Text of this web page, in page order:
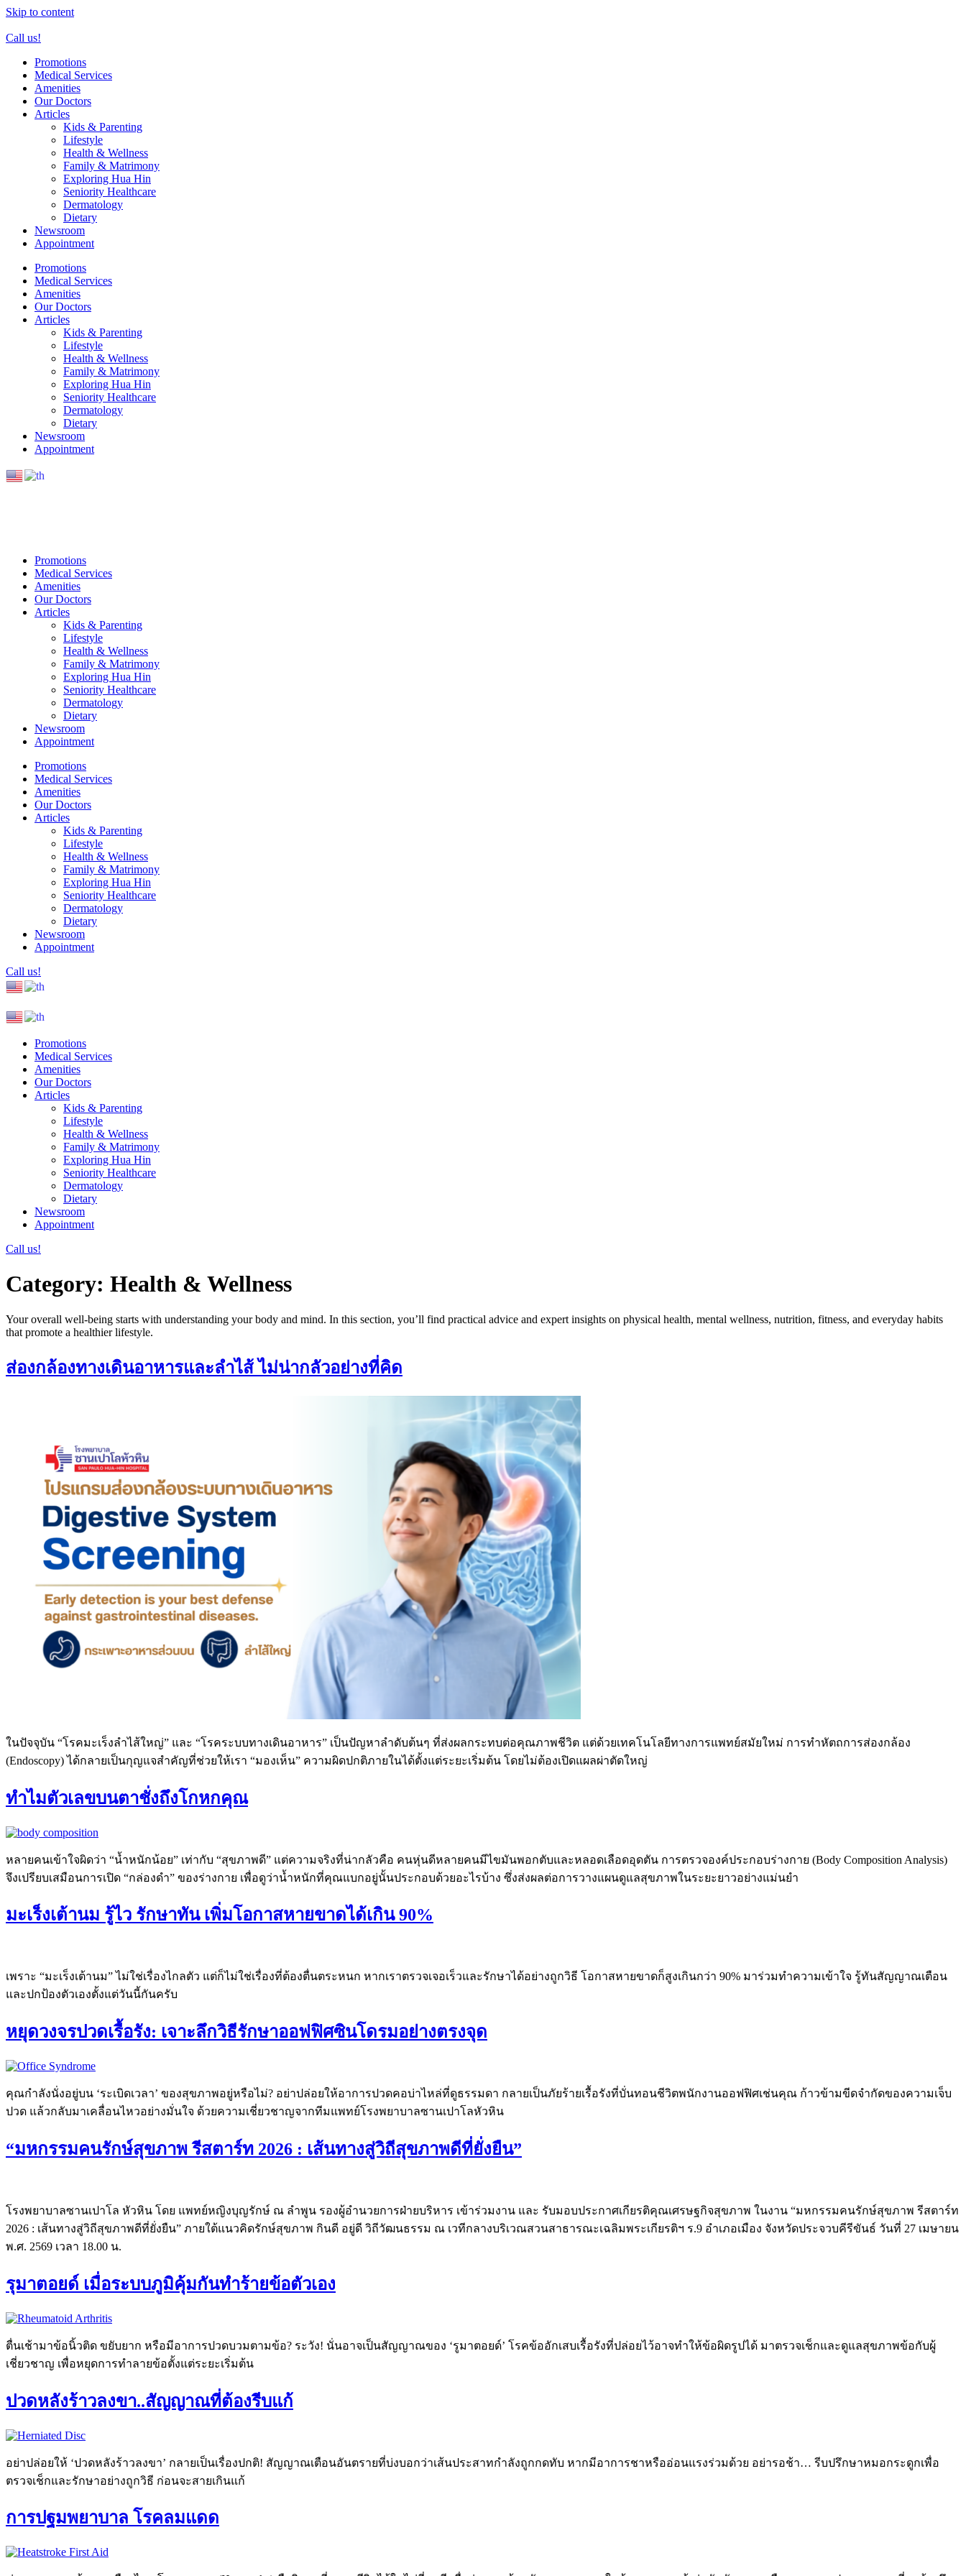
Skip to content
Call us!
Promotions
Medical Services
Amenities
Our Doctors
Articles
Kids & Parenting
Lifestyle
Health & Wellness
Family & Matrimony
Exploring Hua Hin
Seniority Healthcare
Dermatology
Dietary
Newsroom
Appointment
Promotions
Medical Services
Amenities
Our Doctors
Articles
Kids & Parenting
Lifestyle
Health & Wellness
Family & Matrimony
Exploring Hua Hin
Seniority Healthcare
Dermatology
Dietary
Newsroom
Appointment
Promotions
Medical Services
Amenities
Our Doctors
Articles
Kids & Parenting
Lifestyle
Health & Wellness
Family & Matrimony
Exploring Hua Hin
Seniority Healthcare
Dermatology
Dietary
Newsroom
Appointment
Promotions
Medical Services
Amenities
Our Doctors
Articles
Kids & Parenting
Lifestyle
Health & Wellness
Family & Matrimony
Exploring Hua Hin
Seniority Healthcare
Dermatology
Dietary
Newsroom
Appointment
Call us!
Promotions
Medical Services
Amenities
Our Doctors
Articles
Kids & Parenting
Lifestyle
Health & Wellness
Family & Matrimony
Exploring Hua Hin
Seniority Healthcare
Dermatology
Dietary
Newsroom
Appointment
Call us!
Category: Health & Wellness
Your overall well-being starts with understanding your body and mind. In this section, you’ll find practical advice and expert insights on physical health, mental wellness, nutrition, fitness, and everyday habits
that promote a healthier lifestyle.
ส่องกล้องทางเดินอาหารและลำไส้ ไม่น่ากลัวอย่างที่คิด
ในปัจจุบัน “โรคมะเร็งลำไส้ใหญ่” และ “โรคระบบทางเดินอาหาร” เป็นปัญหาลำดับต้นๆ ที่ส่งผลกระทบต่อคุณภาพชีวิต แต่ด้วยเทคโนโลยีทางการแพทย์สมัยใหม่ การทำหัตถการส่องกล้อง
(Endoscopy) ได้กลายเป็นกุญแจสำคัญที่ช่วยให้เรา “มองเห็น” ความผิดปกติภายในได้ตั้งแต่ระยะเริ่มต้น โดยไม่ต้องเปิดแผลผ่าตัดใหญ่
ทำไมตัวเลขบนตาชั่งถึงโกหกคุณ
หลายคนเข้าใจผิดว่า “น้ำหนักน้อย” เท่ากับ “สุขภาพดี” แต่ความจริงที่น่ากลัวคือ คนหุ่นดีหลายคนมีไขมันพอกตับและหลอดเลือดอุดตัน การตรวจองค์ประกอบร่างกาย (Body Composition Analysis)
จึงเปรียบเสมือนการเปิด “กล่องดำ” ของร่างกาย เพื่อดูว่าน้ำหนักที่คุณแบกอยู่นั้นประกอบด้วยอะไรบ้าง ซึ่งส่งผลต่อการวางแผนดูแลสุขภาพในระยะยาวอย่างแม่นยำ
มะเร็งเต้านม รู้ไว รักษาทัน เพิ่มโอกาสหายขาดได้เกิน 90%
เพราะ “มะเร็งเต้านม” ไม่ใช่เรื่องไกลตัว แต่ก็ไม่ใช่เรื่องที่ต้องตื่นตระหนก หากเราตรวจเจอเร็วและรักษาได้อย่างถูกวิธี โอกาสหายขาดก็สูงเกินกว่า 90% มาร่วมทำความเข้าใจ รู้ทันสัญญาณเตือน
และปกป้องตัวเองตั้งแต่วันนี้กันครับ
หยุดวงจรปวดเรื้อรัง: เจาะลึกวิธีรักษาออฟฟิศซินโดรมอย่างตรงจุด
คุณกำลังนั่งอยู่บน ‘ระเบิดเวลา’ ของสุขภาพอยู่หรือไม่? อย่าปล่อยให้อาการปวดคอบ่าไหล่ที่ดูธรรมดา กลายเป็นภัยร้ายเรื้อรังที่บั่นทอนชีวิตพนักงานออฟฟิศเช่นคุณ ก้าวข้ามขีดจำกัดของความเจ็บ
ปวด แล้วกลับมาเคลื่อนไหวอย่างมั่นใจ ด้วยความเชี่ยวชาญจากทีมแพทย์โรงพยาบาลซานเปาโลหัวหิน
“มหกรรมคนรักษ์สุขภาพ รีสตาร์ท 2026 : เส้นทางสู่วิถีสุขภาพดีที่ยั่งยืน”
โรงพยาบาลซานเปาโล หัวหิน โดย แพทย์หญิงบุญรักษ์ ณ ลำพูน รองผู้อำนวยการฝ่ายบริหาร เข้าร่วมงาน และ รับมอบประกาศเกียรติคุณเศรษฐกิจสุขภาพ ในงาน “มหกรรมคนรักษ์สุขภาพ รีสตาร์ท
2026 : เส้นทางสู่วิถีสุขภาพดีที่ยั่งยืน” ภายใต้แนวคิดรักษ์สุขภาพ กินดี อยู่ดี วิถีวัฒนธรรม ณ เวทีกลางบริเวณสวนสาธารณะเฉลิมพระเกียรติฯ ร.9 อำเภอเมือง จังหวัดประจวบคีรีขันธ์ วันที่ 27 เมษายน
พ.ศ. 2569 เวลา 18.00 น.
รุมาตอยด์ เมื่อระบบภูมิคุ้มกันทำร้ายข้อตัวเอง
ตื่นเช้ามาข้อนิ้วติด ขยับยาก หรือมีอาการปวดบวมตามข้อ? ระวัง! นั่นอาจเป็นสัญญาณของ ‘รูมาตอยด์’ โรคข้ออักเสบเรื้อรังที่ปล่อยไว้อาจทำให้ข้อผิดรูปได้ มาตรวจเช็กและดูแลสุขภาพข้อกับผู้
เชี่ยวชาญ เพื่อหยุดการทำลายข้อตั้งแต่ระยะเริ่มต้น
ปวดหลังร้าวลงขา..สัญญาณที่ต้องรีบแก้
อย่าปล่อยให้ ‘ปวดหลังร้าวลงขา’ กลายเป็นเรื่องปกติ! สัญญาณเตือนอันตรายที่บ่งบอกว่าเส้นประสาทกำลังถูกกดทับ หากมีอาการชาหรืออ่อนแรงร่วมด้วย อย่ารอช้า… รีบปรึกษาหมอกระดูกเพื่อ
ตรวจเช็กและรักษาอย่างถูกวิธี ก่อนจะสายเกินแก้
การปฐมพยาบาล โรคลมแดด